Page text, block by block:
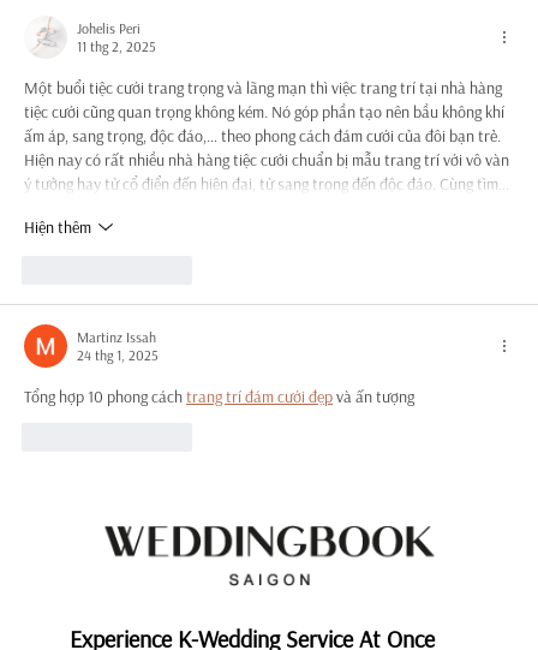
Sang Trọng Và Quý Phái
Johelis Peri
11 thg 2, 2025
Một buổi tiệc cưới trang trọng và lãng mạn thì việc trang trí tại nhà hàng
tiệc cưới cũng quan trọng không kém. Nó góp phần tạo nên bầu không khí
ấm áp, sang trọng, độc đáo,… theo phong cách đám cưới của đôi bạn trẻ.
Hiện nay có rất nhiều nhà hàng tiệc cưới chuẩn bị mẫu trang trí với vô vàn
ý tưởng hay từ cổ điển đến hiện đại, từ sang trọng đến độc đáo. Cùng tìm…
Hiện thêm
Martinz Issah
24 thg 1, 2025
Tổng hợp 10 phong cách trang trí đám cưới đẹp và ấn tượng
Experience K-Wedding Service At Once